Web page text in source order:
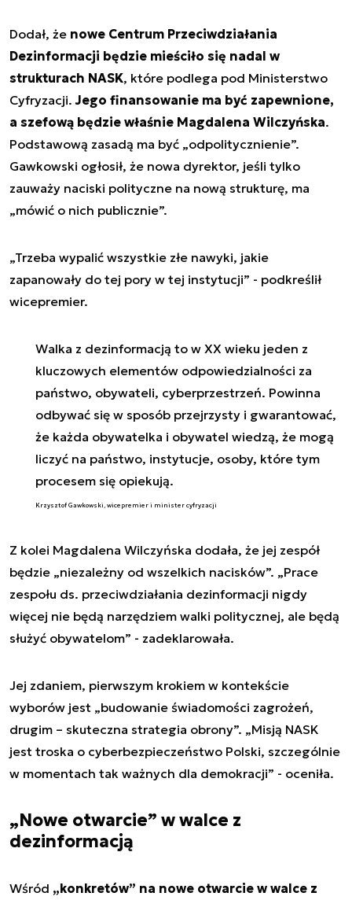
Dodał, że nowe Centrum Przeciwdziałania
Dezinformacji będzie mieściło się nadal w
strukturach NASK, które podlega pod Ministerstwo
Cyfryzacji.Jego finansowanie ma być zapewnione,
a szefową będzie właśnie Magdalena Wilczyńska.
Podstawową zasadą ma być „odpolitycznienie”.
Gawkowski ogłosił, że nowa dyrektor, jeśli tylko
zauważy naciski polityczne na nową strukturę, ma
„mówić o nich publicznie”.
„Trzeba wypalić wszystkie złe nawyki, jakie
zapanowały do tej pory w tej instytucji” - podkreślił
wicepremier.
Walka z dezinformacją to w XX wieku jeden z
kluczowych elementów odpowiedzialności za
państwo, obywateli, cyberprzestrzeń. Powinna
odbywać się w sposób przejrzysty i gwarantować,
że każda obywatelka i obywatel wiedzą, że mogą
liczyć na państwo, instytucje, osoby, które tym
procesem się opiekują.
Krzysztof Gawkowski, wicepremier i minister cyfryzacji
Z kolei Magdalena Wilczyńska dodała, że jej zespół
będzie „niezależny od wszelkich nacisków”. „Prace
zespołu ds. przeciwdziałania dezinformacji nigdy
więcej nie będą narzędziem walki politycznej, ale będą
służyć obywatelom” - zadeklarowała.
Jej zdaniem, pierwszym krokiem w kontekście
wyborów jest „budowanie świadomości zagrożeń,
drugim – skuteczna strategia obrony”. „Misją NASK
jest troska o cyberbezpieczeństwo Polski, szczególnie
w momentach tak ważnych dla demokracji” - oceniła.
„Nowe otwarcie” w walce z
dezinformacją
Wśród „konkretów” na nowe otwarcie w walce z